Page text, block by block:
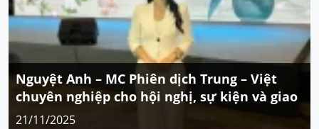
Nguyệt Anh – MC Phiên dịch Trung – Việt
chuyên nghiệp cho hội nghị, sự kiện và giao
thương quốc tế
21/11/2025